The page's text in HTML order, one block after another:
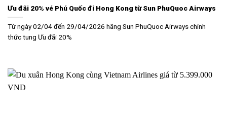
Ưu đãi 20% vé Phú Quốc đi Hong Kong từ Sun PhuQuoc Airways
Từ ngày 02/04 đến 29/04/2026 hãng Sun PhuQuoc Airways chính
thức tung Ưu đãi 20%